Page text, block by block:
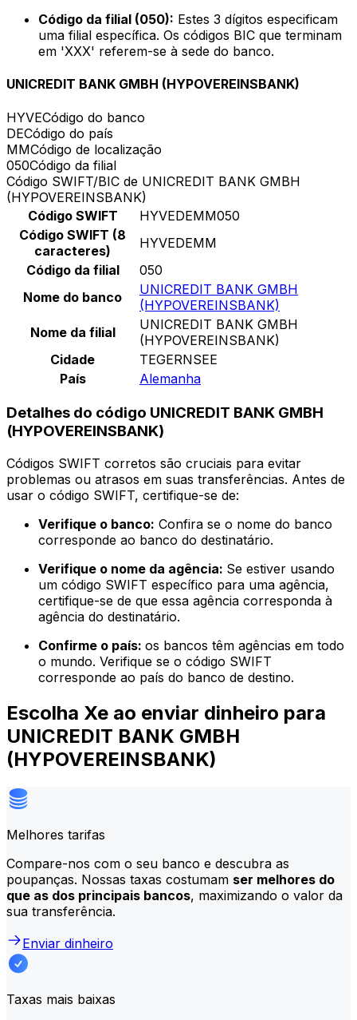
Código da filial (050): Estes 3 dígitos especificam
uma filial específica. Os códigos BIC que terminam
em 'XXX' referem-se à sede do banco.
UNICREDIT BANK GMBH (HYPOVEREINSBANK)
HYVECódigo do banco
DECódigo do país
MMCódigo de localização
050Código da filial
Código SWIFT/BIC de UNICREDIT BANK GMBH
(HYPOVEREINSBANK)
Código SWIFT
HYVEDEMM050
Código SWIFT (8
caracteres)
HYVEDEMM
Código da filial
050
Nome do banco
UNICREDIT BANK GMBH
(HYPOVEREINSBANK)
Nome da filial
UNICREDIT BANK GMBH
(HYPOVEREINSBANK)
Cidade
TEGERNSEE
País
Alemanha
Detalhes do código UNICREDIT BANK GMBH
(HYPOVEREINSBANK)
Códigos SWIFT corretos são cruciais para evitar
problemas ou atrasos em suas transferências. Antes de
usar o código SWIFT, certifique-se de:
Verifique o banco: Confira se o nome do banco
corresponde ao banco do destinatário.
Verifique o nome da agência: Se estiver usando
um código SWIFT específico para uma agência,
certifique-se de que essa agência corresponda à
agência do destinatário.
Confirme o país: os bancos têm agências em todo
o mundo. Verifique se o código SWIFT
corresponde ao país do banco de destino.
Escolha Xe ao enviar dinheiro para
UNICREDIT BANK GMBH
(HYPOVEREINSBANK)
Melhores tarifas
Compare-nos com o seu banco e descubra as
poupanças. Nossas taxas costumam ser melhores do
que as dos principais bancos, maximizando o valor da
sua transferência.
Enviar dinheiro
Taxas mais baixas